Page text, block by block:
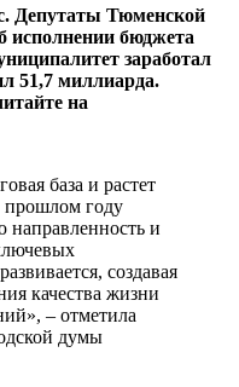
Тюменской
исполнении бюджета
заработал
51,7 миллиарда.
на
база и растет
прошлом году
направленность и
создавая
качества жизни
– отметила
думы